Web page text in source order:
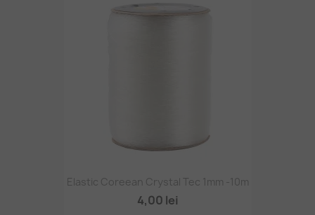
Elastic Coreean Crystal Tec 1mm -10m
4,00 lei